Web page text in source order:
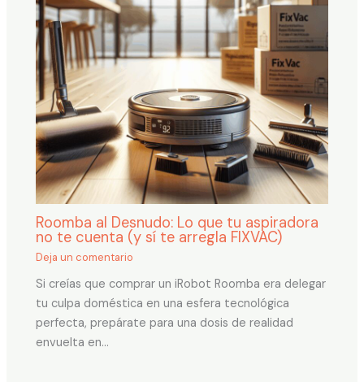
Roomba al Desnudo: Lo que tu aspiradora
no te cuenta (y sí te arregla FIXVAC)
Deja un comentario
Si creías que comprar un iRobot Roomba era delegar
tu culpa doméstica en una esfera tecnológica
perfecta, prepárate para una dosis de realidad
envuelta en…